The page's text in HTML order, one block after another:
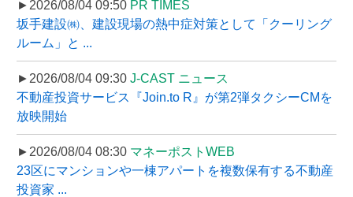
►2026/08/04 09:50 PR TIMES
坂手建設㈱、建設現場の熱中症対策として「クーリング
ルーム」と ...
►2026/08/04 09:30 J-CAST ニュース
不動産投資サービス『Join.to R』が第2弾タクシーCMを
放映開始
►2026/08/04 08:30 マネーポストWEB
23区にマンションや一棟アパートを複数保有する不動産
投資家 ...